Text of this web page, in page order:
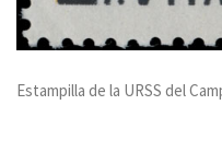
Estampilla de la URSS del